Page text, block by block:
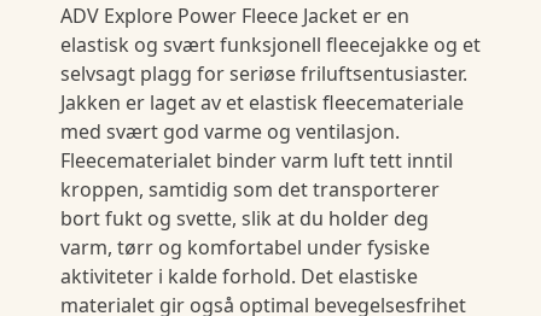
ADV Explore Power Fleece Jacket er en
elastisk og svært funksjonell fleecejakke og et
selvsagt plagg for seriøse friluftsentusiaster.
Jakken er laget av et elastisk fleecemateriale
med svært god varme og ventilasjon.
Fleecematerialet binder varm luft tett inntil
kroppen, samtidig som det transporterer
bort fukt og svette, slik at du holder deg
varm, tørr og komfortabel under fysiske
aktiviteter i kalde forhold. Det elastiske
materialet gir også optimal bevegelsesfrihet